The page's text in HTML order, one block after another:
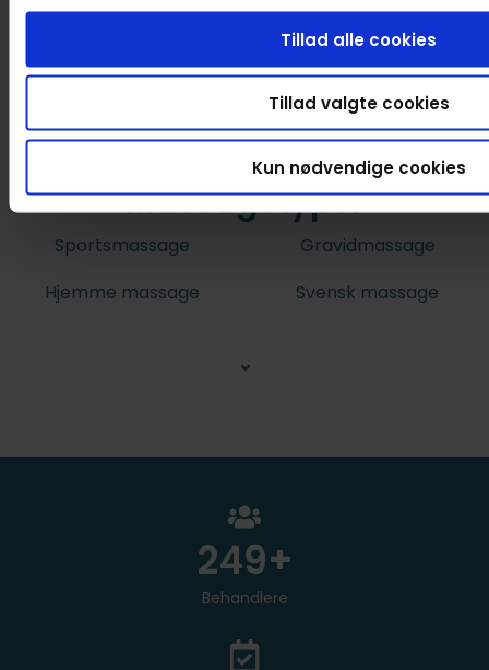
Tillad alle cookies
Tillad valgte cookies
Kun nødvendige cookies
Massagetyper
Sportsmassage
Gravidmassage
Hjemme massage
Svensk massage
⌄
Behandlere
250+